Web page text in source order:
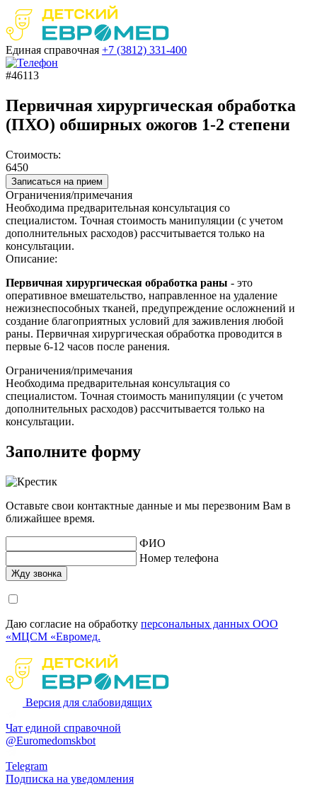
Единая справочная +7 (3812) 331-400
#46113
Первичная хирургическая обработка
(ПХО) обширных ожогов 1-2 степени
Стоимость:
6450
Записаться на прием
Ограничения/примечания
Необходима предварительная консультация со
специалистом. Точная стоимость манипуляции (с учетом
дополнительных расходов) рассчитывается только на
консультации.
Описание:
Первичная хирургическая обработка раны - это
оперативное вмешательство, направленное на удаление
нежизнеспособных тканей, предупреждение осложнений и
создание благоприятных условий для заживления любой
раны. Первичная хирургическая обработка проводится в
первые 6-12 часов после ранения.
Ограничения/примечания
Необходима предварительная консультация со
специалистом. Точная стоимость манипуляции (с учетом
дополнительных расходов) рассчитывается только на
консультации.
Заполните форму
Оставьте свои контактные данные и мы перезвоним Вам в
ближайшее время.
ФИО
Номер телефона
Даю согласие на обработку персональных данных ООО
«МЦСМ «Евромед.
Версия для слабовидящих
Чат единой справочной
@Euromedomskbot
Telegram
Подписка на уведомления